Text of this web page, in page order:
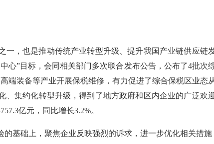
一，也是推动传统产业转型升级、提升我国产业链供应链
心”目标，会同相关部门多次联合发布公告，公布了4批次
端装备等产业开展保税维修，有力促进了综合保税区业态
集约化转型升级，得到了地方政府和区内企业的广泛欢迎
亿元，同比增长3.2%。
基础上，聚焦企业反映强烈的诉求，进一步优化相关措施